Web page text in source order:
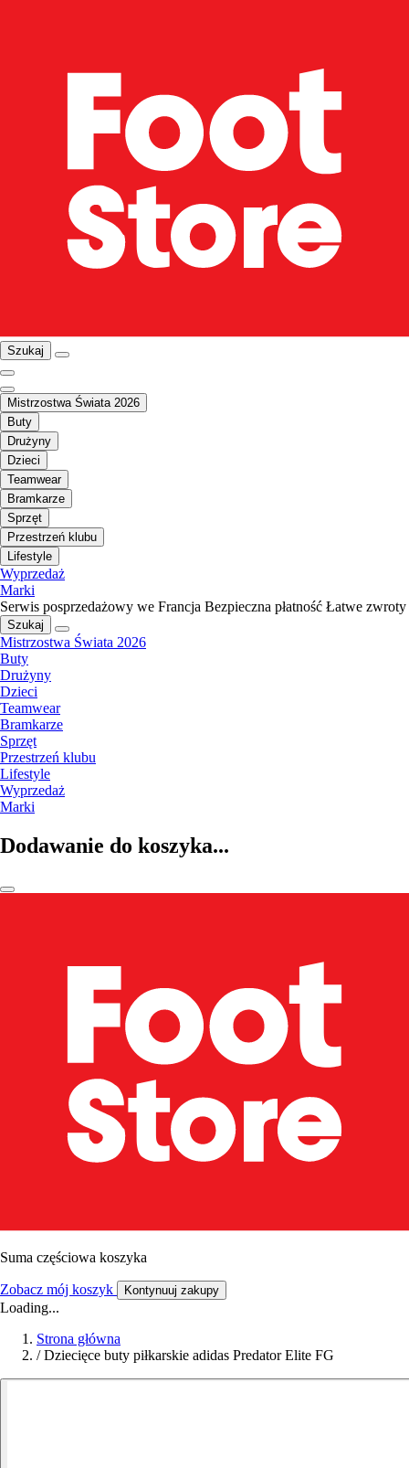
Szukaj
Mistrzostwa Świata 2026
Buty
Drużyny
Dzieci
Teamwear
Bramkarze
Sprzęt
Przestrzeń klubu
Lifestyle
Wyprzedaż
Marki
Serwis posprzedażowy we Francja Bezpieczna płatność Łatwe zwroty
Szukaj
Mistrzostwa Świata 2026
Buty
Drużyny
Dzieci
Teamwear
Bramkarze
Sprzęt
Przestrzeń klubu
Lifestyle
Wyprzedaż
Marki
Dodawanie do koszyka...
Suma częściowa koszyka
Zobacz mój koszyk Kontynuuj zakupy
Loading...
Strona główna
/ Dziecięce buty piłkarskie adidas Predator Elite FG